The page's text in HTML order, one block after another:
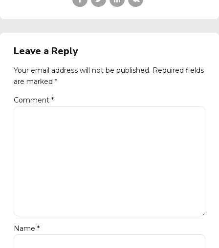
Leave a Reply
Your email address will not be published. Required fields
are marked *
Comment *
Name *